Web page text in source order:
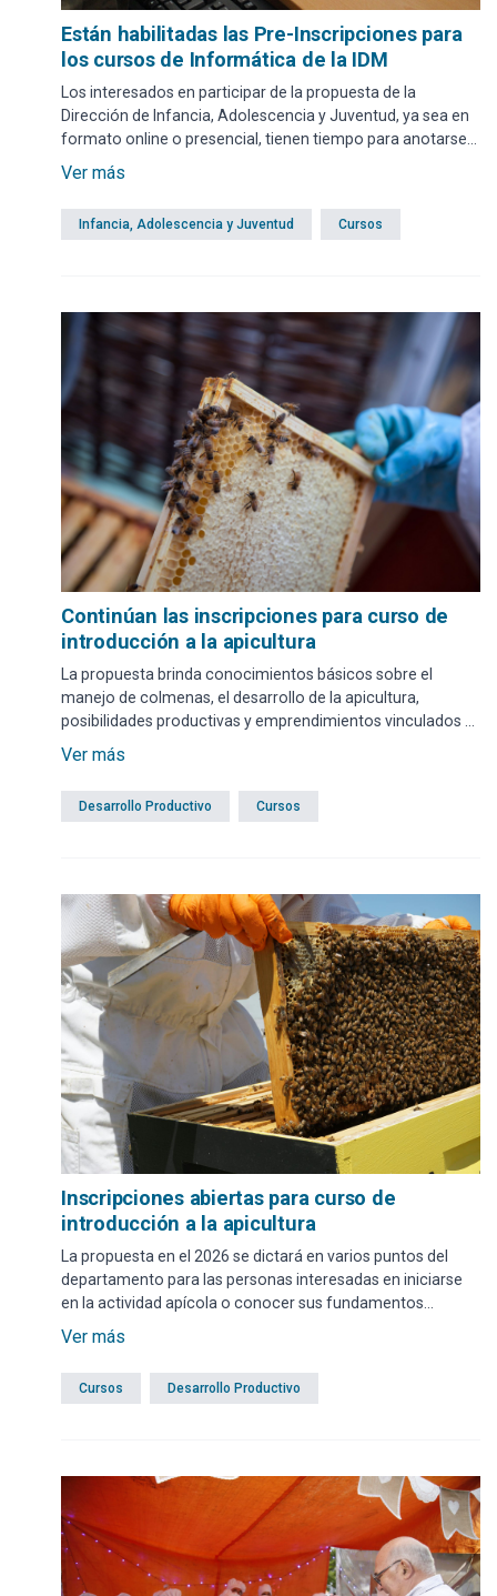
Están habilitadas las Pre-Inscripciones para
los cursos de Informática de la IDM
Los interesados en participar de la propuesta de la
Dirección de Infancia, Adolescencia y Juventud, ya sea en
formato online o presencial, tienen tiempo para anotarse
hasta el próximo domingo 31 de mayo inclusive,
ubicado al final de esta misma noticia.
Ver más
Infancia, Adolescencia y Juventud Cursos
Continúan las inscripciones para curso de
introducción a la apicultura
La propuesta brinda conocimientos básicos sobre el
manejo de colmenas, el desarrollo de la apicultura,
posibilidades productivas y emprendimientos vinculados al
sector. El formulario web se encuentra disponible hasta el
Ver más
Desarrollo Productivo Cursos
Inscripciones abiertas para curso de
introducción a la apicultura
La propuesta en el 2026 se dictará en varios puntos del
departamento para las personas interesadas en iniciarse
en la actividad apícola o conocer sus fundamentos
productivos. Las anotaciones se realizan mediante
Ver más
Cursos Desarrollo Productivo